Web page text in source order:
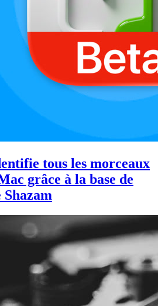
tous les morceaux
grâce à la base de
Shazam